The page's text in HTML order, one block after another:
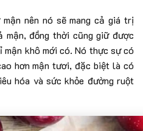
nên nó sẽ mang cả giá trị
mận, đồng thời cũng giữ được
mận khô mới có. Nó thực sự có
hơn mận tươi, đặc biệt là có
hóa và sức khỏe đường ruột